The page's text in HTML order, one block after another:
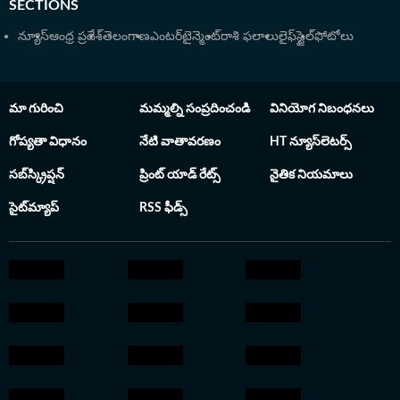
SECTIONS
న్యూస్ఆంధ్ర ప్రదేశ్తెలంగాణఎంటర్‌టైన్మెంట్రాశి ఫలాలులైఫ్‌స్టైల్ఫోటోలు
మా గురించి మమ్మల్ని సంప్రదించండి వినియోగ నిబంధనలు
గోప్యతా విధానం నేటి వాతావరణం HT న్యూస్‌లెటర్స్
సబ్‌స్క్రిప్షన్ ప్రింట్ యాడ్ రేట్స్ నైతిక నియమాలు
సైట్‌మ్యాప్ RSS ఫీడ్స్